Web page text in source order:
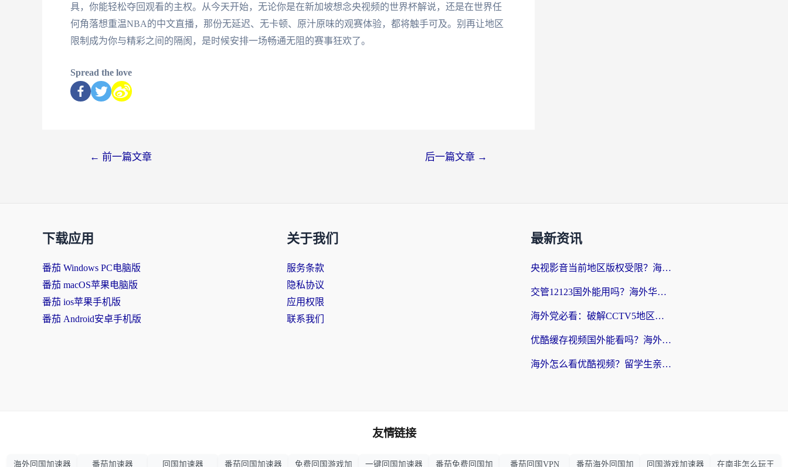
具，你能轻松夺回观看的主权。从今天开始，无论你是在新加坡想念央视频的世界杯解说，还是在世界任
何角落想重温NBA的中文直播，那份无延迟、无卡顿、原汁原味的观赛体验，都将触手可及。别再让地区
限制成为你与精彩之间的隔阂，是时候安排一场畅通无阻的赛事狂欢了。
Spread the love
← 前一篇文章 后一篇文章 →
下载应用
番茄 Windows PC电脑版
番茄 macOS苹果电脑版
番茄 ios苹果手机版
番茄 Android安卓手机版
关于我们
服务条款
隐私协议
应用权限
联系我们
最新资讯
央视影音当前地区版权受限？海外党追剧看片的终极解决方案来了
交管12123国外能用吗？海外华人亲测有效的回国加速器选择指南
海外党必看：破解CCTV5地区限制，这样看欧洲杯奥运直播才够爽！
优酷缓存视频国外能看吗？海外党追剧看片的终极解决方案来了
海外怎么看优酷视频？留学生亲测有效的回国加速器选择指南
友情链接
海外回国加速器 番茄加速器 回国加速器 番茄回国加速器 免费回国游戏加 一键回国加速器 番茄免费回国加 番茄回国VPN 番茄海外回国加 回国游戏加速器 在南非怎么玩王